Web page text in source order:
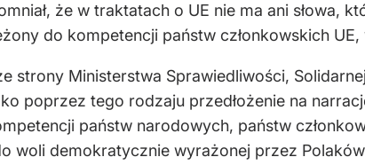
że w traktatach o UE nie ma ani słowa,
do kompetencji państw członkowskich
strony Ministerstwa Sprawiedliwości,
poprzez tego rodzaju przedłożenie na
państw narodowych, państw
woli demokratycznie wyrażonej przez